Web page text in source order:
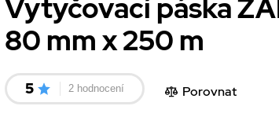
Vytyčovací páska
80 mm x 250 m
5 2 hodnocení Porovnat